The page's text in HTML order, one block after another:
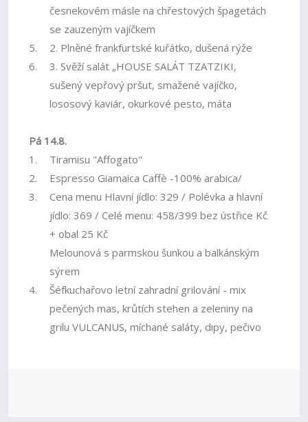
česnekovém másle na chřestových špagetách
se zauzeným vajíčkem
5.
2. Plněné frankfurtské kuřátko, dušená rýže
6.
3. Svěží salát „HOUSE SALÁT TZATZIKI,
sušený vepřový pršut, smažené vajíčko,
lososový kaviár, okurkové pesto, máta
Pá 14.8.
1.
Tiramisu "Affogato"
2.
Espresso Giamaica Caffè -100% arabica/
3.
Cena menu Hlavní jídlo: 329 / Polévka a hlavní
jídlo: 369 / Celé menu: 458/399 bez ústřice Kč
+ obal 25 Kč
Melounová s parmskou šunkou a balkánským
sýrem
4.
Šéfkuchařovo letní zahradní grilování - mix
pečených mas, krůtích stehen a zeleniny na
grilu VULCANUS, míchané saláty, dipy, pečivo